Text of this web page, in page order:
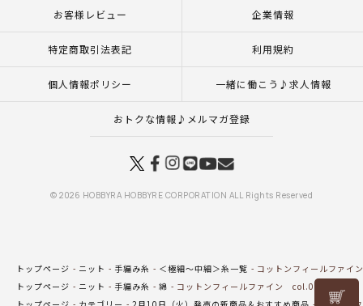
リリヤン
お客様レビュー 企業情報
特定商取引法表記 利用規約
個人情報ポリシー 一緒に働こう♪求人情報
おトクな情報♪メルマガ登録
© 2026 HOBBYRA HOBBYRE CORPORATION ALL Rights Reserved
トップページ ニット 手編み糸 ＜極細～中細＞糸一覧
コットンフィールファ
トップページ
ニット 手編み糸 綿
コットンフィールファイン col.05LG